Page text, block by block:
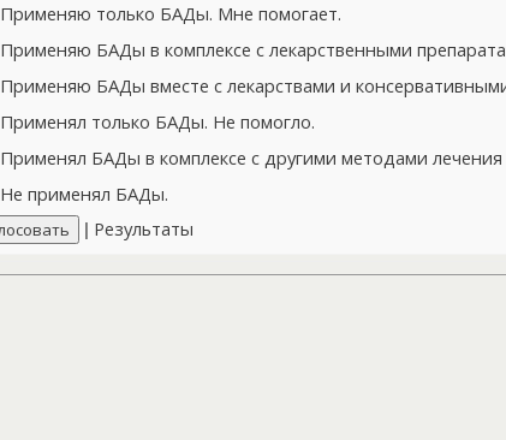
Применяю только БАДы. Мне помогает.
Применяю БАДы в комплексе с лекарственными
Применяю БАДы вместе с лекарствами и
Применял только БАДы. Не помогло.
Применял БАДы в комплексе с другими методами лечения
Не применял БАДы.
Результаты